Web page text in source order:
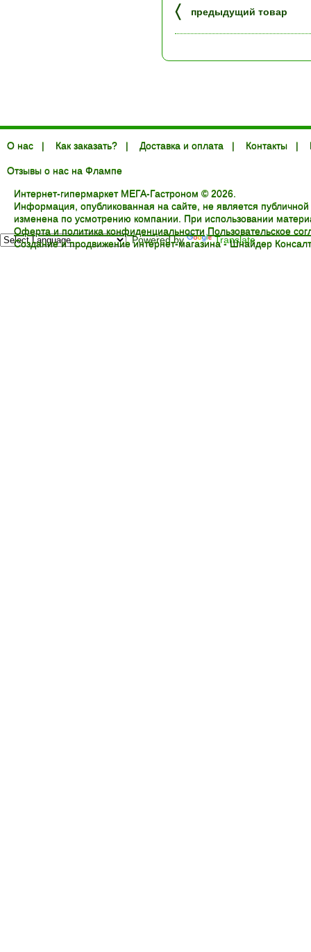
〈 предыдущий товар
О нас | Как заказать? | Доставка и оплата | Контакты |
Отзывы о нас на Флампе
Интернет-гипермаркет МЕГА-Гастроном © 2026.
Информация, опубликованная на сайте, не является
изменена по усмотрению компании. При использовании
Оферта и политика конфиденциальности Пользовательское
Создание и продвижение интернет-магазина -Шнайдер
Powered by Translate